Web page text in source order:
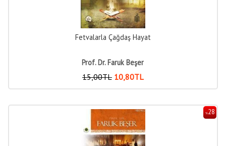
Fetvalarla Çağdaş Hayat
Prof. Dr. Faruk Beşer
15,00TL 10,80TL
%28